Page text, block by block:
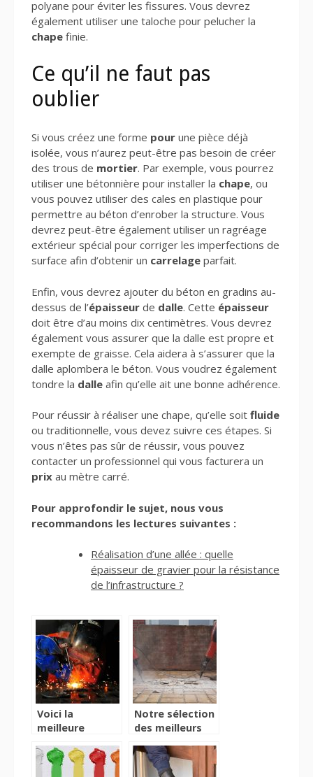
polyane pour éviter les fissures. Vous devrez
également utiliser une taloche pour pelucher la
chape finie.
Ce qu’il ne faut pas
oublier
Si vous créez une forme pour une pièce déjà
isolée, vous n’aurez peut-être pas besoin de créer
des trous de mortier. Par exemple, vous pourrez
utiliser une bétonnière pour installer la chape, ou
vous pouvez utiliser des cales en plastique pour
permettre au béton d’enrober la structure. Vous
devrez peut-être également utiliser un ragréage
extérieur spécial pour corriger les imperfections de
surface afin d’obtenir un carrelage parfait.
Enfin, vous devrez ajouter du béton en gradins au-
dessus de l’épaisseur de dalle. Cette épaisseur
doit être d’au moins dix centimètres. Vous devrez
également vous assurer que la dalle est propre et
exempte de graisse. Cela aidera à s’assurer que la
dalle aplombera le béton. Vous voudrez également
tondre la dalle afin qu’elle ait une bonne adhérence.
Pour réussir à réaliser une chape, qu’elle soit fluide
ou traditionnelle, vous devez suivre ces étapes. Si
vous n’êtes pas sûr de réussir, vous pouvez
contacter un professionnel qui vous facturera un
prix au mètre carré.
Pour approfondir le sujet, nous vous
recommandons les lectures suivantes :
Réalisation d’une allée : quelle
épaisseur de gravier pour la résistance
de l’infrastructure ?
Voici la
meilleure
faire des
soudures
Notre sélection
des meilleurs
piqueurs